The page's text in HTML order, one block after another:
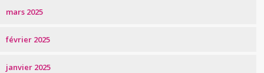
mars 2025
février 2025
janvier 2025